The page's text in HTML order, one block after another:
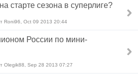
старте сезона в суперлиге?
Roni96, Oct 09 2013 20:44
России по мини-
Olegik88, Sep 28 2013 07:27